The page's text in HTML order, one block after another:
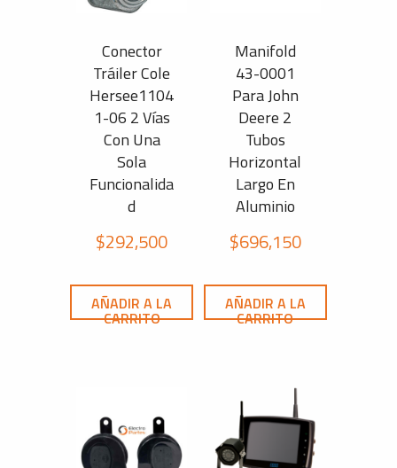
Conector
Tráiler Cole
Hersee1104
1-06 2 Vías
Con Una
Sola
Funcionalida
d
$292,500
AÑADIR A LA
CARRITO
Manifold
43-0001
Para John
Deere 2
Tubos
Horizontal
Largo En
Aluminio
$696,150
AÑADIR A LA
CARRITO